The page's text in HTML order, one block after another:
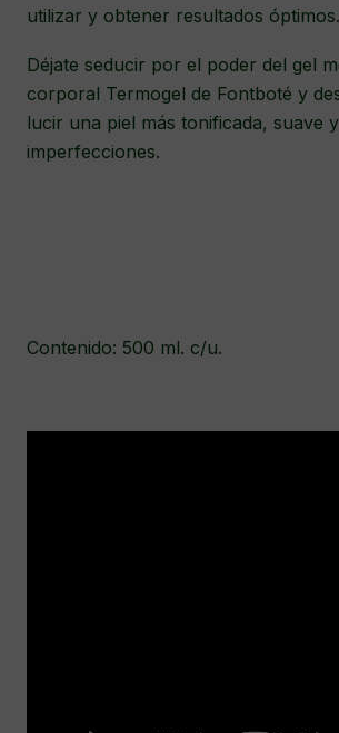
utilizar y obtener resultados óptimos.
Déjate seducir por el poder del gel
corporal Termogel de Fontboté y
lucir una piel más tonificada, suave
imperfecciones.
Contenido: 500 ml. c/u.